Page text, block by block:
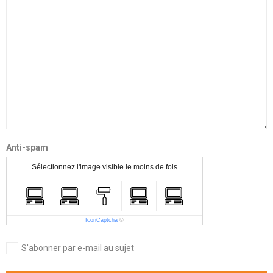
Anti-spam
Sélectionnez l'image visible le moins de fois
IconCaptcha ©
S'abonner par e-mail au sujet